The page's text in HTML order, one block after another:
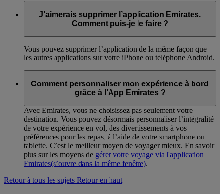
J’aimerais supprimer l’application Emirates.
Comment puis-je le faire ?
Vous pouvez supprimer l’application de la même façon que
les autres applications sur votre iPhone ou téléphone Android.
Comment personnaliser mon expérience à bord
grâce à l’App Emirates ?
Avec Emirates, vous ne choisissez pas seulement votre
destination. Vous pouvez désormais personnaliser l’intégralité
de votre expérience en vol, des divertissements à vos
préférences pour les repas, à l’aide de votre smartphone ou
tablette. C’est le meilleur moyen de voyager mieux. En savoir
plus sur les moyens de gérer votre voyage via l'application
Emirates(s’ouvre dans la même fenêtre).
Retour à tous les sujets Retour en haut